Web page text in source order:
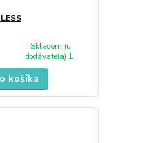
Skladom (u
dodávateľa) 1
košíka